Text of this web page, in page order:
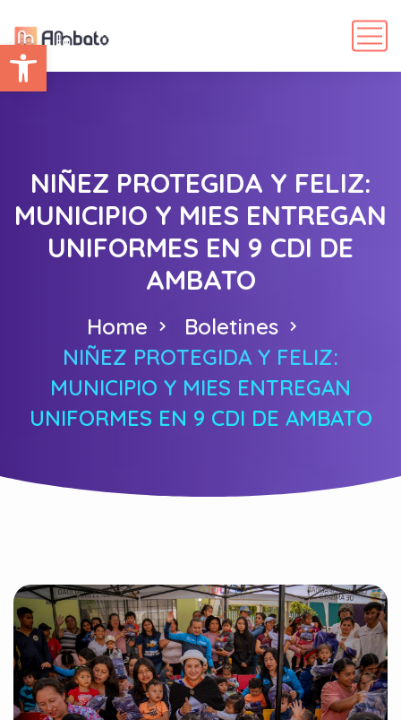
Abrir barra de herramientas
NIÑEZ PROTEGIDA Y FELIZ:
MUNICIPIO Y MIES ENTREGAN
UNIFORMES EN 9 CDI DE
AMBATO
Home
Boletines
NIÑEZ PROTEGIDA Y FELIZ:
MUNICIPIO Y MIES ENTREGAN
UNIFORMES EN 9 CDI DE AMBATO